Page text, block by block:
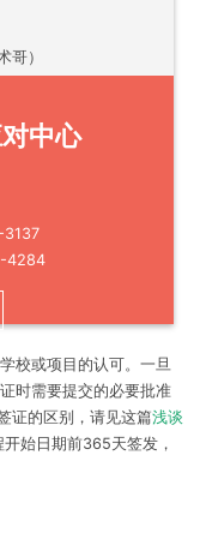
哥）
中心
3137
4284
校或项目的认可。一旦
时需要提交的必要批准
证的区别，请见这篇浅谈
始日期前365天签发，